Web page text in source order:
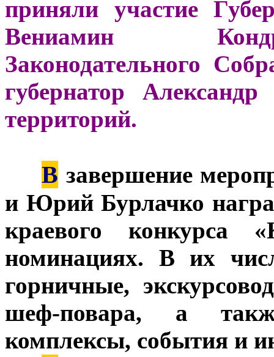
приняли участие
Вениамин
Законодательного
губернатор
территорий.
В завершение
и Юрий Бурлачко
краевого
номинациях. В их
горничные,
шеф-повара, а
комплексы, события и